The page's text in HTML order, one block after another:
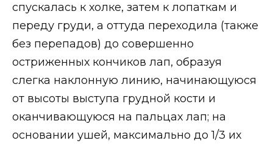
спускалась к холке, затем к лопаткам и
переду груди, а оттуда переходила (также
без перепадов) до совершенно
остриженных кончиков лап, образуя
слегка наклонную линию, начинающуюся
от высоты выступа грудной кости и
оканчивающуюся на пальцах лап; на
основании ушей, максимально до 1/3 их